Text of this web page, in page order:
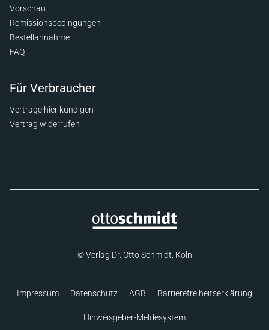
Vorschau
Remissionsbedingungen
Bestellannahme
FAQ
Für Verbraucher
Verträge hier kündigen
Vertrag widerrufen
© Verlag Dr. Otto Schmidt, Köln
Impressum Datenschutz AGB Barrierefreiheitserklärung
Hinweisgeber-Meldesystem